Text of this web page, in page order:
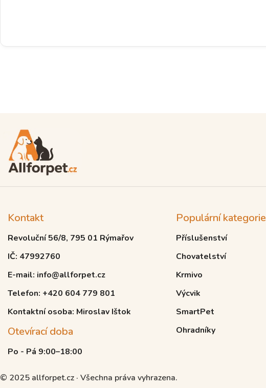
Kontakt
Revoluční 56/8, 795 01 Rýmařov
IČ: 47992760
E-mail: info@allforpet.cz
Telefon: +420 604 779 801
Kontaktní osoba: Miroslav Ištok
Otevírací doba
Po - Pá 9:00–18:00
Populární kategorie
Příslušenství
Chovatelství
Krmivo
Výcvik
SmartPet
Ohradníky
© 2025 allforpet.cz · Všechna práva vyhrazena.